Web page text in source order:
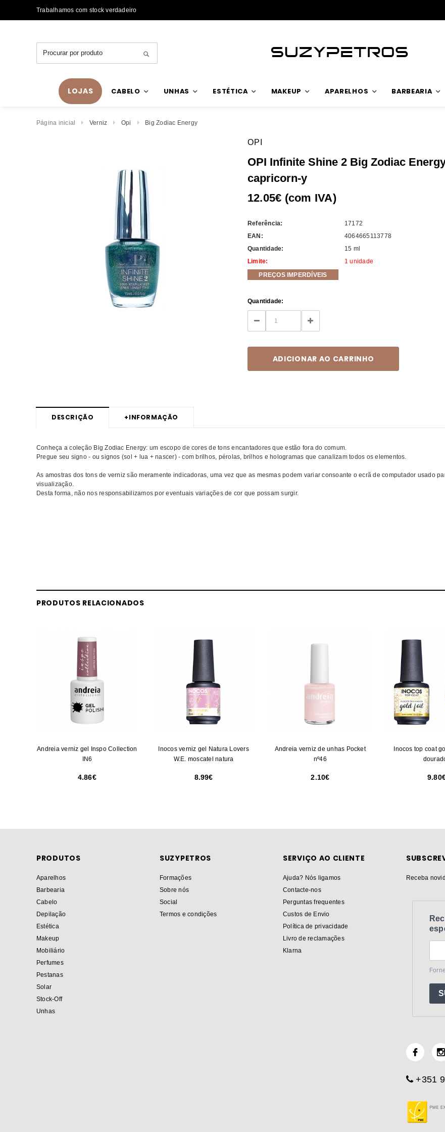
Trabalhamos com stock verdadeiro
LOJAS CABELO UNHAS ESTÉTICA MAKEUP APARELHOS BARBEARIA
Página inicial Verniz Opi Big Zodiac Energy
OPI
OPI Infinite Shine 2 Big Zodiac
capricorn-y
12.05€ (com IVA)
Referência:
17172
EAN:
4064665113778
Quantidade:
15 ml
Limite:
1 unidade
PREÇOS IMPERDÍVEIS
Current
Stock:
Quantidade:
DECREASE
QUANTITY:
INCREASE
QUANTITY:
DESCRIÇÃO +INFORMAÇÃO
Conheça a coleção Big Zodiac Energy: um escopo de cores de tons encantadores que estão fora do comum.
Pregue seu signo - ou signos (sol + lua + nascer) - com brilhos, pérolas, brilhos e hologramas que canalizam todos os elementos.
As amostras dos tons de verniz são meramente indicadoras, uma vez que as mesmas podem variar consoante o ecrã de computador usado
visualização.
Desta forma, não nos responsabilizamos por eventuais variações de cor que possam surgir.
PRODUTOS RELACIONADOS
Andreia verniz gel Inspo Collection
IN6
4.86
Inocos verniz gel Natura Lovers
W.E. moscatel natura
8.99
Andreia verniz de unhas Pocket
nº46
2.10
Inocos top coat
PRODUTOS
Aparelhos
Barbearia
Cabelo
Depilação
Estética
Makeup
Mobiliário
Perfumes
Pestanas
Solar
Stock-Off
Unhas
SUZYPETROS
Formações
Sobre nós
Social
Termos e condições
SERVIÇO AO CLIENTE
Ajuda? Nós ligamos
Contacte-nos
Perguntas frequentes
Custos de Envio
Política de privacidade
Livro de reclamações
Klarna
Receba
+351